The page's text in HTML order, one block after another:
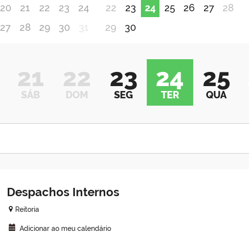
20 21 22 23
24
27 28 29 30 31
22
23 24 25 26 27
28
29
30
21
SÁB
22
DOM
23
SEG
24
TER
25
QUA
Despachos Internos
Reitoria
Adicionar ao meu calendário